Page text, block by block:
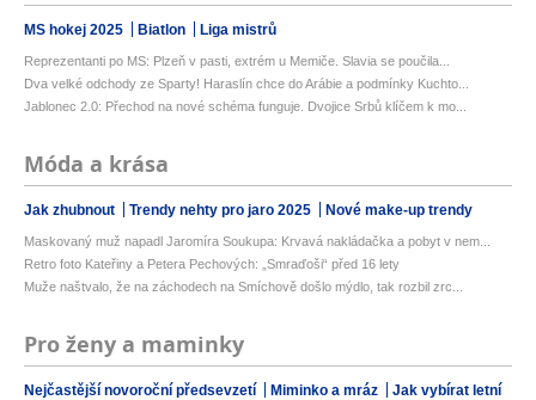
MS hokej 2025 Biatlon Liga mistrů
Reprezentanti po MS: Plzeň v pasti, extrém u Memiče. Slavia se poučila...
Dva velké odchody ze Sparty! Haraslín chce do Arábie a podmínky Kuchto...
Jablonec 2.0: Přechod na nové schéma funguje. Dvojice Srbů klíčem k mo...
Móda a krása
Jak zhubnout Trendy nehty pro jaro 2025 Nové make-up trendy
Maskovaný muž napadl Jaromíra Soukupa: Krvavá nakládačka a pobyt v nem...
Retro foto Kateřiny a Petera Pechových: „Smraďoši“ před 16 lety
Muže naštvalo, že na záchodech na Smíchově došlo mýdlo, tak rozbil zrc...
Pro ženy a maminky
Nejčastější novoroční předsevzetí Miminko a mráz
Jak vybírat letní